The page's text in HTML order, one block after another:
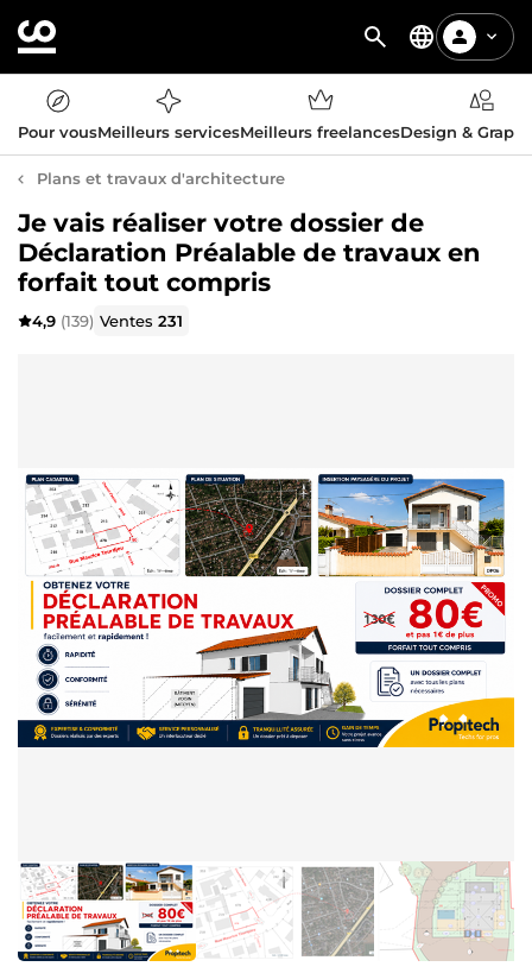
Pour vousMeilleurs servicesMeilleurs freelancesDesign &
Plans et travaux d'architecture
Je vais réaliser votre dossier de
Déclaration Préalable de travaux en
forfait tout compris
4,9 (139) Ventes231